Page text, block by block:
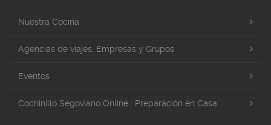
Nuestra Cocina
Agencias de viajes, Empresas y Grupos
Eventos
Cochinillo Segoviano Online : Preparación en Casa